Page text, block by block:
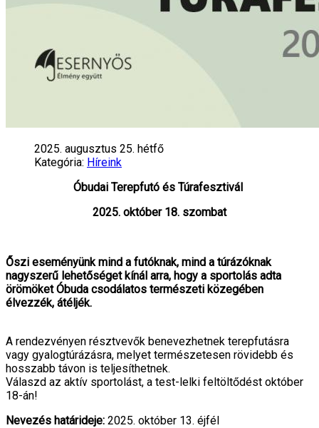
2025. augusztus 25. hétfő
Kategória: Híreink
Óbudai Terepfutó és Túrafesztivál
2025. október 18. szombat
Őszi eseményünk mind a futóknak, mind a túrázóknak
nagyszerű lehetőséget kínál arra, hogy a sportolás adta
örömöket Óbuda csodálatos természeti közegében
élvezzék, átéljék.
A rendezvényen résztvevők benevezhetnek terepfutásra
vagy gyalogtúrázásra, melyet természetesen rövidebb és
hosszabb távon is teljesíthetnek.
Válaszd az aktív sportolást, a test-lelki feltöltődést október
18-án!
Nevezés határideje: 2025. október 13. éjfél